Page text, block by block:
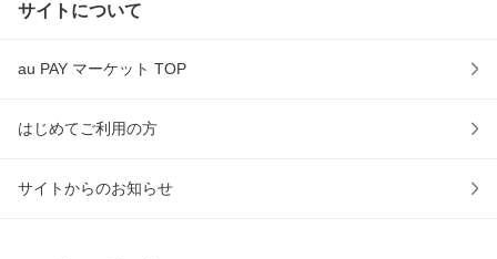
サイトについて
au PAY マーケット TOP
はじめてご利用の方
サイトからのお知らせ